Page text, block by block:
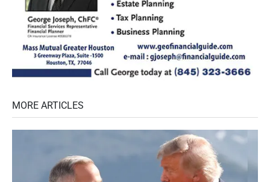
MORE ARTICLES